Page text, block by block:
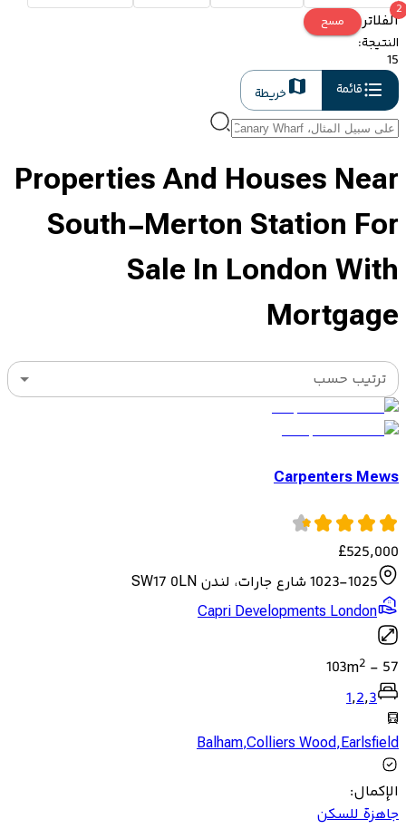
الفلاتر
2
مسح
النتيجة:
15
قائمة
خريطة
Properties And Houses Near
South-Merton Station For
Sale In London With
Mortgage
ترتيب حسب
Carpenters Mews
£525,000
1023-1025 شارع جارات، لندن SW17 0LN
Capri Developments London
57
-
103m2
1,2,3
Balham,Colliers Wood,Earlsfield
الإكمال:
جاهزة للسكن